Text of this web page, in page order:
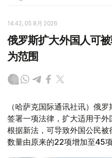
14:42, 05 8月 2026
俄罗斯扩大外国人可
为范围
（哈萨克国际通讯社讯）俄
签署一项法律，扩大适用于外
根据新法，可导致外国公民
数量由原来的22项增加至45项